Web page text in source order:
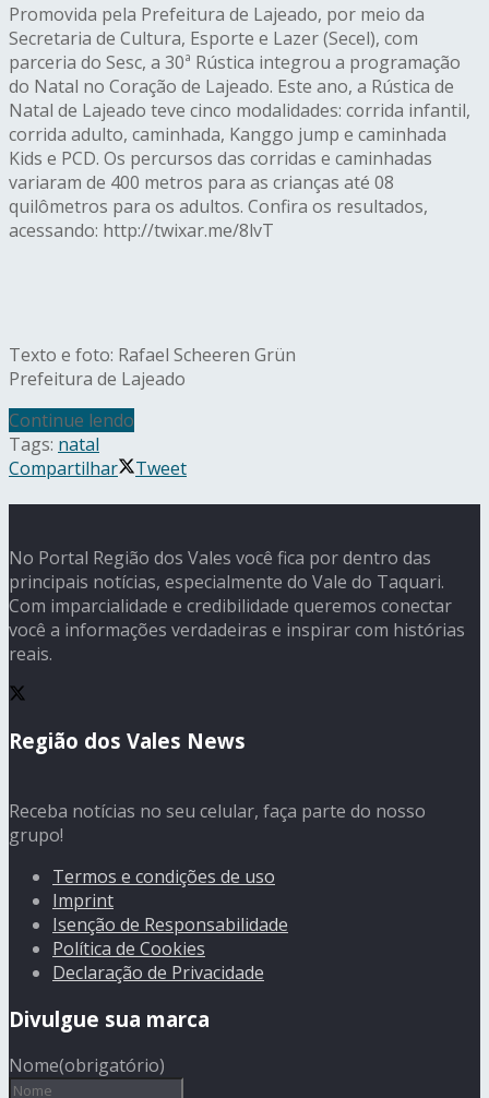
Promovida pela Prefeitura de Lajeado, por meio da
Secretaria de Cultura, Esporte e Lazer (Secel), com
parceria do Sesc, a 30ª Rústica integrou a programação
do Natal no Coração de Lajeado. Este ano, a Rústica de
Natal de Lajeado teve cinco modalidades: corrida infantil,
corrida adulto, caminhada, Kanggo jump e caminhada
Kids e PCD. Os percursos das corridas e caminhadas
variaram de 400 metros para as crianças até 08
quilômetros para os adultos. Confira os resultados,
acessando: http://twixar.me/8lvT
Texto e foto: Rafael Scheeren Grün
Prefeitura de Lajeado
Continue lendo
Tags: natal
Compartilhar
Tweet
No Portal Região dos Vales você fica por dentro das
principais notícias, especialmente do Vale do Taquari.
Com imparcialidade e credibilidade queremos conectar
você a informações verdadeiras e inspirar com histórias
reais.
Região dos Vales News
Receba notícias no seu celular, faça parte do nosso
grupo!
Termos e condições de uso
Imprint
Isenção de Responsabilidade
Política de Cookies
Declaração de Privacidade
Divulgue sua marca
Nome(obrigatório)